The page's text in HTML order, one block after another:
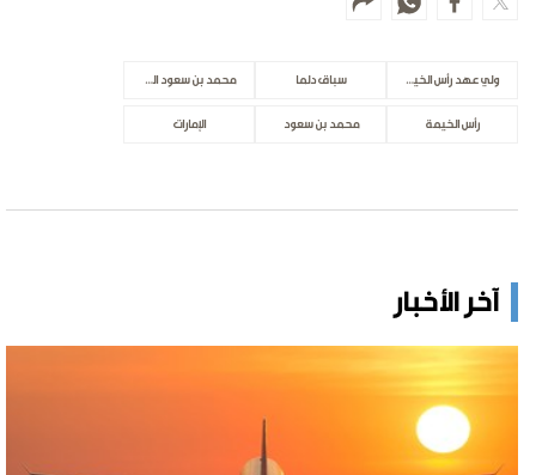
ولي عهد رأس الخيمة سباق دلما محمد بن سعود القاسمي
رأس الخيمة محمد بن سعود الإمارات
آخر الأخبار